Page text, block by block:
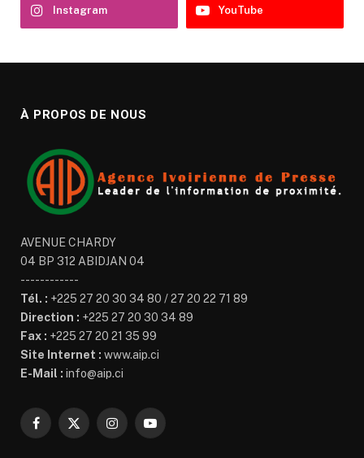
Instagram YouTube
À PROPOS DE NOUS
AVENUE CHARDY
04 BP 312 ABIDJAN 04
------------
Tél. : +225 27 20 30 34 80 / 27 20 22 71 89
Direction : +225 27 20 30 34 89
Fax : +225 27 20 21 35 99
Site Internet : www.aip.ci
E-Mail : info@aip.ci
Facebook
X
InstagramYouTube